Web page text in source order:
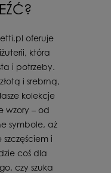
oferuje
która
i potrzeby.
i srebrną,
kolekcje
wzory – od
symbole, aż
i
coś dla
czy szuka